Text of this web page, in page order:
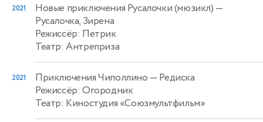
2021 Новые приключения Русалочки (мюзикл) —
Русалочка, Зирена
Режиссёр: Петрик
Театр: Антреприза
2021 Приключения Чиполлино — Редиска
Режиссёр: Огородник
Театр: Киностудия «Союзмультфильм»